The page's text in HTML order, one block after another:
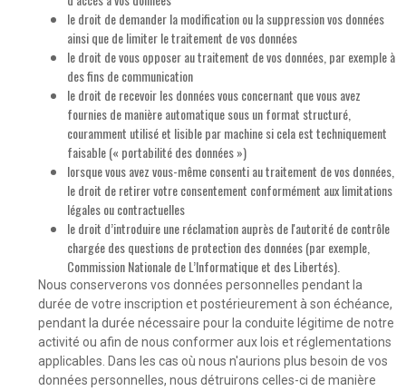
le droit de demander la modification ou la suppression vos données
ainsi que de limiter le traitement de vos données
le droit de vous opposer au traitement de vos données, par exemple à
des fins de communication
le droit de recevoir les données vous concernant que vous avez
fournies de manière automatique sous un format structuré,
couramment utilisé et lisible par machine si cela est techniquement
faisable (« portabilité des données »)
lorsque vous avez vous-même consenti au traitement de vos données,
le droit de retirer votre consentement conformément aux limitations
légales ou contractuelles
le droit d’introduire une réclamation auprès de l'autorité de contrôle
chargée des questions de protection des données (par exemple,
Commission Nationale de L’Informatique et des Libertés).
Nous conserverons vos données personnelles pendant la
durée de votre inscription et postérieurement à son échéance,
pendant la durée nécessaire pour la conduite légitime de notre
activité ou afin de nous conformer aux lois et réglementations
applicables. Dans les cas où nous n'aurions plus besoin de vos
données personnelles, nous détruirons celles-ci de manière